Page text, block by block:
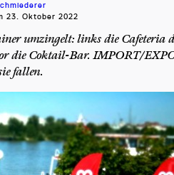
23. Oktober 2022
umzingelt: links die Cafeteria
die Coktail-Bar. IMPORT/
fallen.